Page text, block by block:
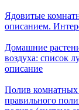
Ядовитые
описанием.
Домашние
воздуха: список
описание
Полив комнатных
правильного